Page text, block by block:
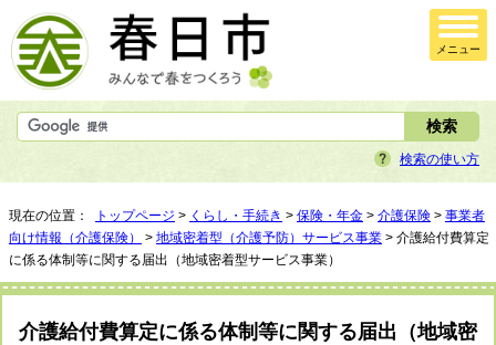
メニュー
検索の使い方
現在の位置： トップページ > くらし・手続き > 保険・年金 > 介護保険 > 事業者
向け情報（介護保険）
> 地域密着型（介護予防）サービス事業 > 介護給付費算定
に係る体制等に関する届出（地域密着型サービス事業）
介護給付費算定に係る体制等に関する届出（地域密